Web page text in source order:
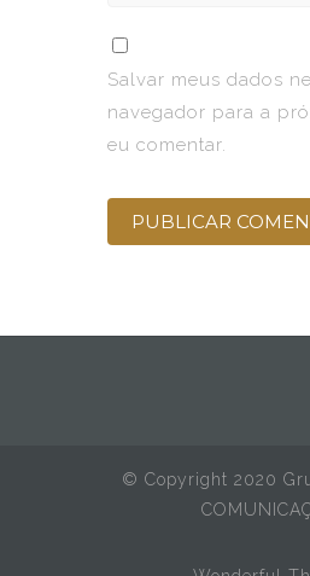
Salvar meus dados
navegador para a
eu comentar.
© Copyright 2020